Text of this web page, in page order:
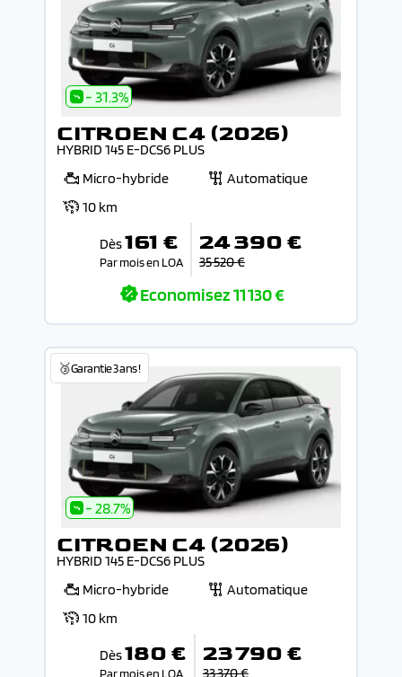
- 31.3%
CITROEN C4 (2026)
HYBRID 145 E-DCS6 PLUS
Micro-hybride
Automatique
10 km
Dès161 €
Par mois en LOA
24 390 €
35 520 €
Economisez11 130 €
🥉Garantie 3 ans !
- 28.7%
CITROEN C4 (2026)
HYBRID 145 E-DCS6 PLUS
Micro-hybride
Automatique
10 km
Dès180 €
Par mois en LOA
23 790 €
33 370 €